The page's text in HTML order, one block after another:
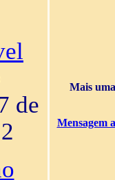
de
Mais
Mensagem